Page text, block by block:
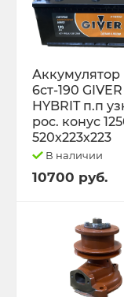
Аккумулятор
6ст-190 GIVER
HYBRIT п.п
рос. конус
520х223х223
В наличии
10700 руб.
Трактор Т-40,
Трактор Т-70С
Трактор ЮМЗ-6
ФОРС., ПЛУНЖ.
ПОМПЫ, НАСОС